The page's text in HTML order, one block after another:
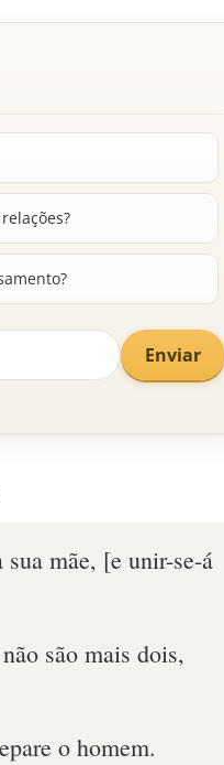
Enviar
mãe, [e unir-se-á
são mais dois,
o homem.